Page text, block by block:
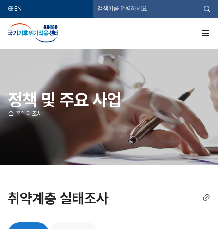
EN
국
가
체
정책 및 주요 사업
홈실태조사
취약계층 실태조사
링